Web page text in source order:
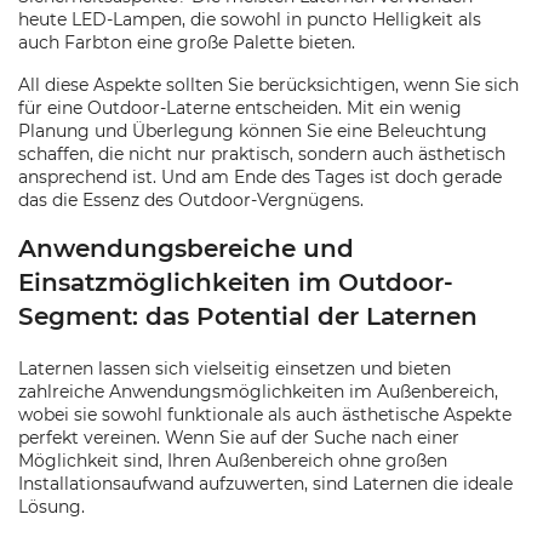
heute LED-Lampen, die sowohl in puncto Helligkeit als
auch Farbton eine große Palette bieten.
All diese Aspekte sollten Sie berücksichtigen, wenn Sie sich
für eine Outdoor-Laterne entscheiden. Mit ein wenig
Planung und Überlegung können Sie eine Beleuchtung
schaffen, die nicht nur praktisch, sondern auch ästhetisch
ansprechend ist. Und am Ende des Tages ist doch gerade
das die Essenz des Outdoor-Vergnügens.
Anwendungsbereiche und
Einsatzmöglichkeiten im Outdoor-
Segment: das Potential der Laternen
Laternen lassen sich vielseitig einsetzen und bieten
zahlreiche Anwendungsmöglichkeiten im Außenbereich,
wobei sie sowohl funktionale als auch ästhetische Aspekte
perfekt vereinen. Wenn Sie auf der Suche nach einer
Möglichkeit sind, Ihren Außenbereich ohne großen
Installationsaufwand aufzuwerten, sind Laternen die ideale
Lösung.